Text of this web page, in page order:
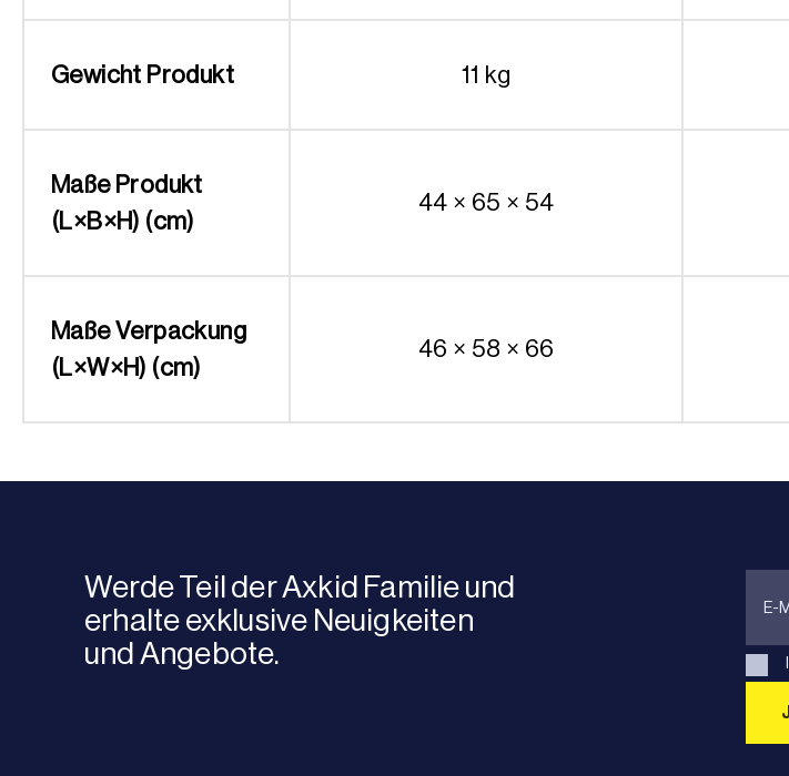
Gewicht Produkt 11 kg
Maße Produkt
(L×B×H) (cm)
44 × 65 × 54
Maße Verpackung
(L×W×H) (cm)
46 × 58 × 66
Werde Teil der Axkid Familie und
erhalte exklusive Neuigkeiten
und Angebote.